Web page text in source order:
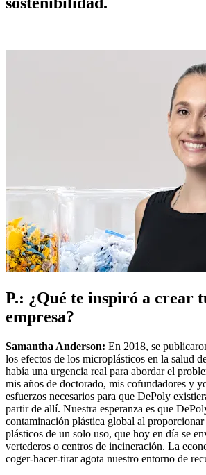
P.: ¿Qué te inspiró a crear
empresa?
Samantha Anderson: En 2018, se
los efectos de los microplásticos en la salud
había una urgencia real para abordar el
mis años de doctorado, mis cofundadores y
esfuerzos necesarios para que DePoly
partir de allí. Nuestra esperanza es que
contaminación plástica global al
plásticos de un solo uso, que hoy en día se
vertederos o centros de incineración. La
coger-hacer-tirar agota nuestro entorno de